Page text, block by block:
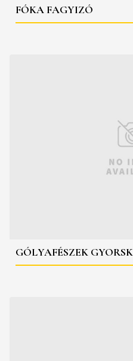
FÓKA FAGYIZÓ
GÓLYAFÉSZEK